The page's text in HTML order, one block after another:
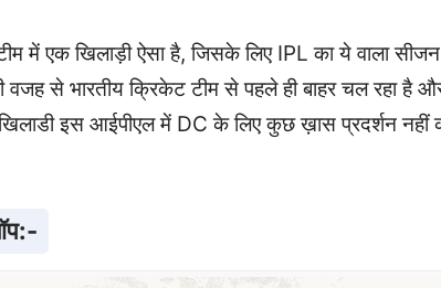
में एक खिलाड़ी ऐसा है, जिसके लिए IPL का ये वाला
से भारतीय क्रिकेट टीम से पहले ही बाहर चल रहा है
इस आईपीएल में DC के लिए कुछ ख़ास प्रदर्शन नहीं